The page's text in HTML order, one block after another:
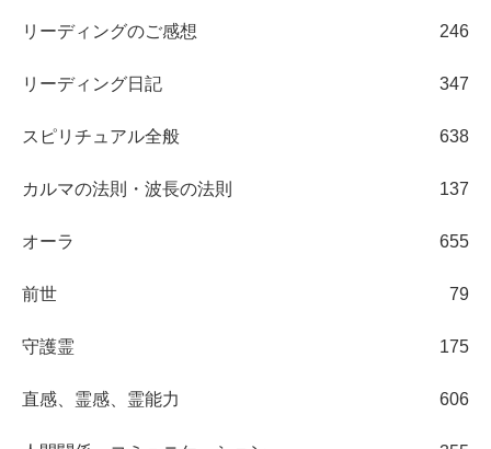
リーディングのご感想 246
リーディング日記 347
スピリチュアル全般 638
カルマの法則・波長の法則 137
オーラ 655
前世 79
守護霊 175
直感、霊感、霊能力 606